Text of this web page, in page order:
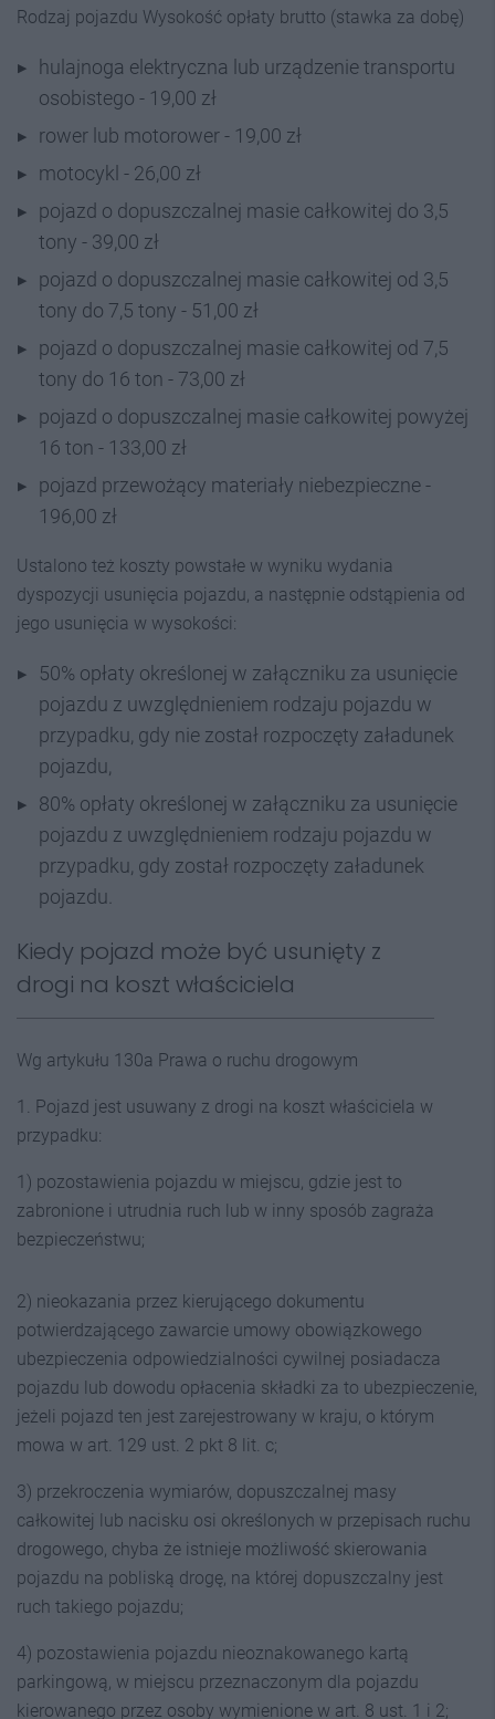
Rodzaj pojazdu Wysokość opłaty brutto (stawka za dobę)
hulajnoga elektryczna lub urządzenie transportu
osobistego - 19,00 zł
rower lub motorower - 19,00 zł
motocykl - 26,00 zł
pojazd o dopuszczalnej masie całkowitej do 3,5
tony - 39,00 zł
pojazd o dopuszczalnej masie całkowitej od 3,5
tony do 7,5 tony - 51,00 zł
pojazd o dopuszczalnej masie całkowitej od 7,5
tony do 16 ton - 73,00 zł
pojazd o dopuszczalnej masie całkowitej powyżej
16 ton - 133,00 zł
pojazd przewożący materiały niebezpieczne -
196,00 zł
Ustalono też koszty powstałe w wyniku wydania
dyspozycji usunięcia pojazdu, a następnie odstąpienia od
jego usunięcia w wysokości:
50% opłaty określonej w załączniku za usunięcie
pojazdu z uwzględnieniem rodzaju pojazdu w
przypadku, gdy nie został rozpoczęty załadunek
pojazdu,
80% opłaty określonej w załączniku za usunięcie
pojazdu z uwzględnieniem rodzaju pojazdu w
przypadku, gdy został rozpoczęty załadunek
pojazdu.
Kiedy pojazd może być usunięty z
drogi na koszt właściciela
Wg artykułu 130a Prawa o ruchu drogowym
1. Pojazd jest usuwany z drogi na koszt właściciela w
przypadku:
1) pozostawienia pojazdu w miejscu, gdzie jest to
zabronione i utrudnia ruch lub w inny sposób zagraża
bezpieczeństwu;
2) nieokazania przez kierującego dokumentu
potwierdzającego zawarcie umowy obowiązkowego
ubezpieczenia odpowiedzialności cywilnej posiadacza
pojazdu lub dowodu opłacenia składki za to ubezpieczenie,
jeżeli pojazd ten jest zarejestrowany w kraju, o którym
mowa w art. 129 ust. 2 pkt 8 lit. c;
3) przekroczenia wymiarów, dopuszczalnej masy
całkowitej lub nacisku osi określonych w przepisach ruchu
drogowego, chyba że istnieje możliwość skierowania
pojazdu na pobliską drogę, na której dopuszczalny jest
ruch takiego pojazdu;
4) pozostawienia pojazdu nieoznakowanego kartą
parkingową, w miejscu przeznaczonym dla pojazdu
kierowanego przez osoby wymienione w art. 8 ust. 1 i 2;